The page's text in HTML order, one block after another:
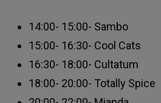
14:00- 15:00- Sambo
15:00- 16:30- Cool Cats
16:30- 18:00- Cultatum
18:00- 20:00- Totally Spice